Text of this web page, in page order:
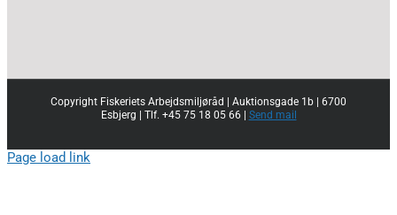
Copyright Fiskeriets Arbejdsmiljøråd | Auktionsgade 1b | 6700
Esbjerg | Tlf. +45 75 18 05 66 | Send mail
Page load link